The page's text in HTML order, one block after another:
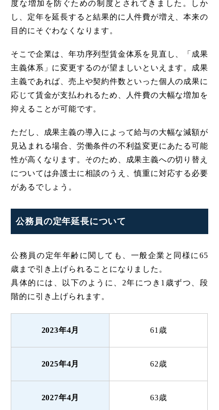
度な増加を防ぐための制度とされてきました。しか
し、定年を延長すると結果的に人件費が増え、本来の
目的にそぐわなくなります。
そこで企業は、年功序列型賃金体系を見直し、「成果
主義体系」に変更するのが望ましいといえます。成果
主義であれば、売上や契約件数といった個人の成果に
応じて賃金が支払われるため、人件費の大幅な増加を
抑えることが可能です。
ただし、成果主義の導入によって給与の大幅な減額が
見込まれる場合、労働条件の不利益変更にあたる可能
性が高くなります。そのため、成果主義への切り替え
については弁護士に相談のうえ、慎重に対応する必要
があるでしょう。
公務員の定年延長について
公務員の定年年齢に関しても、一般企業と同様に65
歳まで引き上げられることになりました。
具体的には、以下のように、2年につき1歳ずつ、段
階的に引き上げられます。
2023年4月 61歳
2025年4月 62歳
2027年4月 63歳